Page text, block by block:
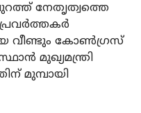
നേതൃത്വത്തെ
വീണ്ടും കോണ്‍ഗ്രസ്
മുഖ്യമന്ത്രി
മുമ്പായി